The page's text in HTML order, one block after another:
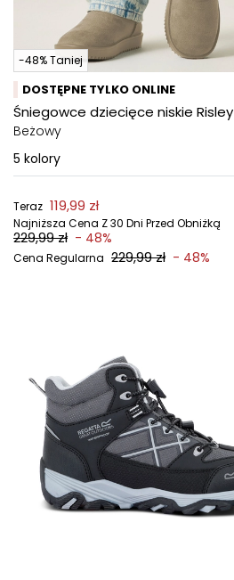
-48% Taniej
DOSTĘPNE TYLKO ONLINE
Śniegowce dziecięce niskie Risley
Beżowy
5 kolory
Teraz 119,99 zł
Najniższa Cena Z 30 Dni Przed Obniżką
229,99 zł - 48%
Cena Regularna 229,99 zł - 48%